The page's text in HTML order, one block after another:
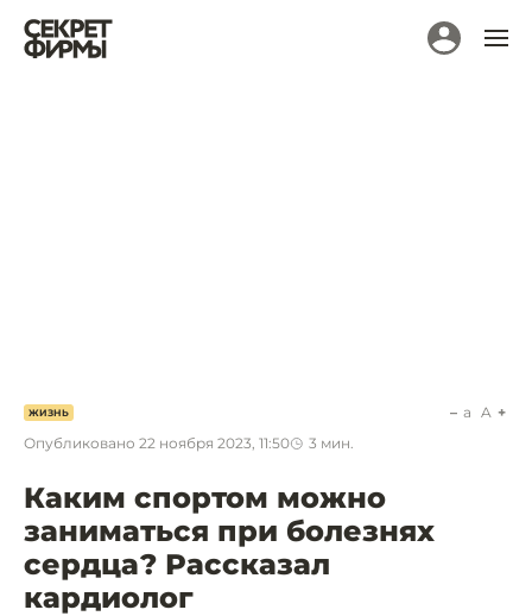
ЖИЗНЬ
Опубликовано 22 ноября 2023, 11:50 3 мин.
a A
Каким спортом можно
заниматься при болезнях
сердца? Рассказал
кардиолог